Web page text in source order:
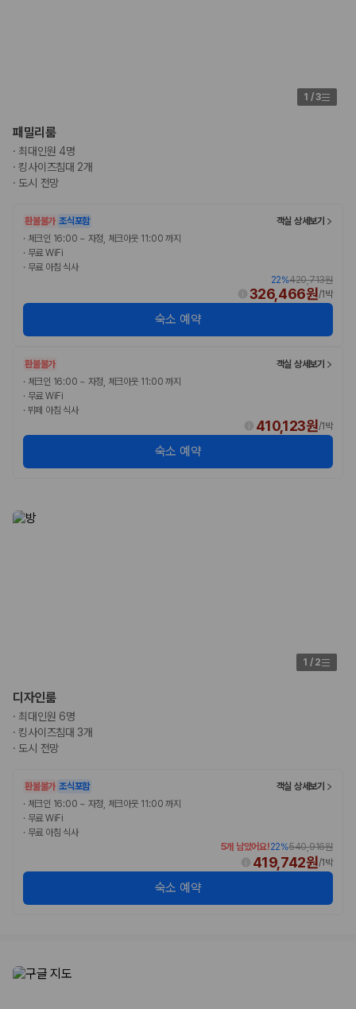
1 / 3
패밀리룸
· 최대인원 4명
·킹사이즈침대 2개
· 도시 전망
환불불가 조식포함
객실 상세보기
· 체크인 16:00 ~ 자정, 체크아웃 11:00 까지
· 무료 WiFi
· 무료 아침 식사
22%420,713원
326,466원/1박
숙소 예약
환불불가
객실 상세보기
· 체크인 16:00 ~ 자정, 체크아웃 11:00 까지
· 무료 WiFi
· 뷔페 아침 식사
410,123원/1박
숙소 예약
1 / 2
디자인룸
· 최대인원 6명
·킹사이즈침대 3개
· 도시 전망
환불불가 조식포함
객실 상세보기
· 체크인 16:00 ~ 자정, 체크아웃 11:00 까지
· 무료 WiFi
· 무료 아침 식사
5개 남았어요!22%540,916원
419,742원/1박
숙소 예약